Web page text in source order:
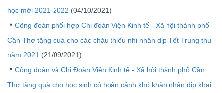
học mới 2021-2022 (04/10/2021)
Công đoàn phối hợp Chi đoàn Viện Kinh tế - Xã hội thành phố
Cần Thơ tặng quà cho các cháu thiếu nhi nhân dịp Tết Trung thu
năm 2021 (21/09/2021)
Công đoàn và Chi Đoàn Viện Kinh tế - Xã hội thành phố Cần
Thơ tặng quà cho học sinh có hoàn cảnh khó khăn nhân dịp khai